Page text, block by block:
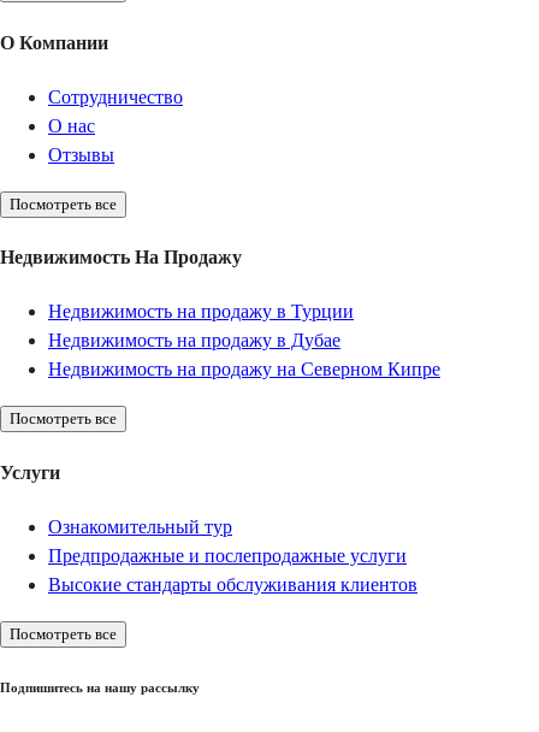
О Компании
Сотрудничество
О нас
Отзывы
Посмотреть все
Недвижимость На Продажу
Недвижимость на продажу в Турции
Недвижимость на продажу в Дубае
Недвижимость на продажу на Северном Кипре
Посмотреть все
Услуги
Ознакомительный тур
Предпродажные и послепродажные услуги
Высокие стандарты обслуживания клиентов
Посмотреть все
Подпишитесь на нашу рассылку